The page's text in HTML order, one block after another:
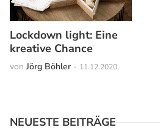
Lockdown light: Eine
kreative Chance
von Jörg Böhler - 11.12.2020
NEUESTE BEITRÄGE